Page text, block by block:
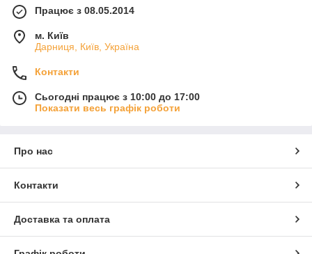
Працює з 08.05.2014
м. Київ
Дарниця, Київ, Україна
Контакти
Сьогодні працює з 10:00 до 17:00
Показати весь графік роботи
Про нас
Контакти
Доставка та оплата